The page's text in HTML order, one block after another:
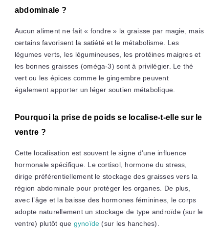
abdominale ?
Aucun aliment ne fait « fondre » la graisse par magie, mais
certains favorisent la satiété et le métabolisme. Les
légumes verts, les légumineuses, les protéines maigres et
les bonnes graisses (oméga-3) sont à privilégier. Le thé
vert ou les épices comme le gingembre peuvent
également apporter un léger soutien métabolique.
Pourquoi la prise de poids se localise-t-elle sur le
ventre ?
Cette localisation est souvent le signe d’une influence
hormonale spécifique. Le cortisol, hormone du stress,
dirige préférentiellement le stockage des graisses vers la
région abdominale pour protéger les organes. De plus,
avec l’âge et la baisse des hormones féminines, le corps
adopte naturellement un stockage de type androïde (sur le
ventre) plutôt que gynoïde (sur les hanches).